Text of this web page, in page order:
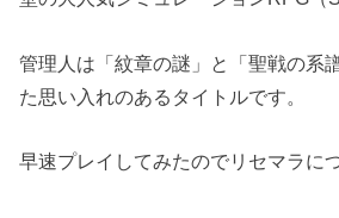
管理人は「紋章の謎」と「聖戦の系
た思い入れのあるタイトルです。
早速プレイしてみたのでリセマラに